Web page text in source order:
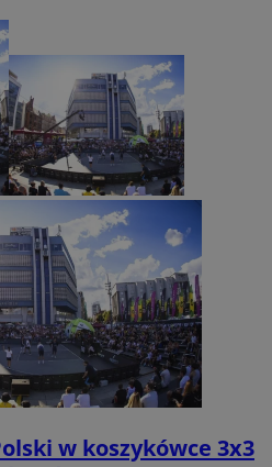
w koszykówce 3x3